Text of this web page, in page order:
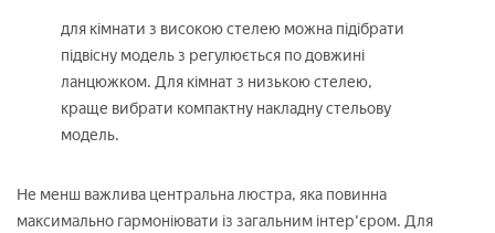
для кімнати з високою стелею можна підібрати
підвісну модель з регулюється по довжині
ланцюжком. Для кімнат з низькою стелею,
краще вибрати компактну накладну стельову
модель.
Не менш важлива центральна люстра, яка повинна
максимально гармоніювати із загальним інтер'єром. Для